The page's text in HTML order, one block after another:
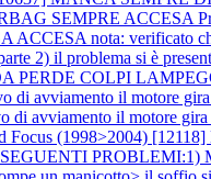
SEMPRE ACCESA
nota: verificato
2) il problema si è
PERDE COLPI
avviamento il motore gira
avviamento il motore gira
Focus (1998>2004)
SEGUENTI